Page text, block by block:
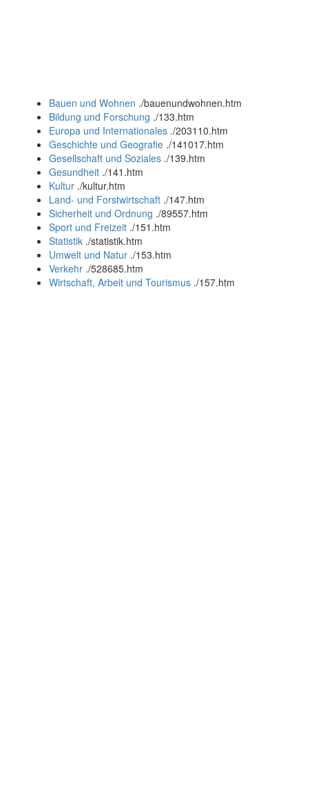
Bauen und Wohnen ./bauenundwohnen.htm
Bildung und Forschung ./133.htm
Europa und Internationales ./203110.htm
Geschichte und Geografie ./141017.htm
Gesellschaft und Soziales ./139.htm
Gesundheit ./141.htm
Kultur ./kultur.htm
Land- und Forstwirtschaft ./147.htm
Sicherheit und Ordnung ./89557.htm
Sport und Freizeit ./151.htm
Statistik ./statistik.htm
Umwelt und Natur ./153.htm
Verkehr ./528685.htm
Wirtschaft, Arbeit und Tourismus ./157.htm